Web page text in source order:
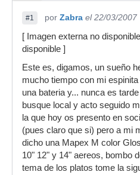
#1 por Zabra el 22/03/2007
[ Imagen externa no
disponible ]
Este es, digamos, un sueño
mucho tiempo con mi
una bateria y... nunca es
busque local y acto seguido
la que hoy os presento en
(pues claro que si) pero a mi
dicho una Mapex M color
10" 12" y 14" aereos, bombo
tema de los platos tome la